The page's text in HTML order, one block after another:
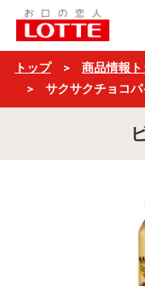
サ
ク
サ
チ
コ
トップ 商品情報
サクサクチョコ